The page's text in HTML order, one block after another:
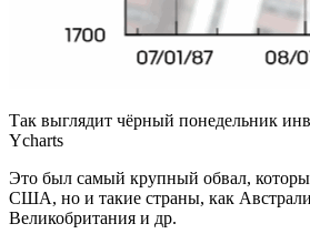
Так выглядит чёрный понедельник
Ycharts
Это был самый крупный обвал,
США, но и такие страны, как
Великобритания и др.